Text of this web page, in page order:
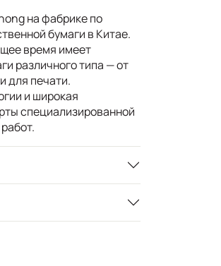
на фабрике по
бумаги в Китае.
время имеет
различного типа — от
для печати.
и широкая
специализированной